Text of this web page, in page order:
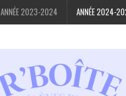
ANNÉE 2023-2024 ANNÉE 2024-